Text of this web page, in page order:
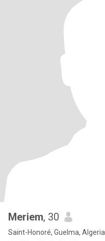
Meriem, 30
Saint-Honoré, Guelma, Algeria